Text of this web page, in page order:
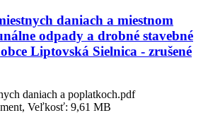
daniach a miestnom
odpady a drobné stavebné
Liptovská Sielnica - zrušené
daniach a poplatkoch.pdf
Veľkosť: 9,61 MB